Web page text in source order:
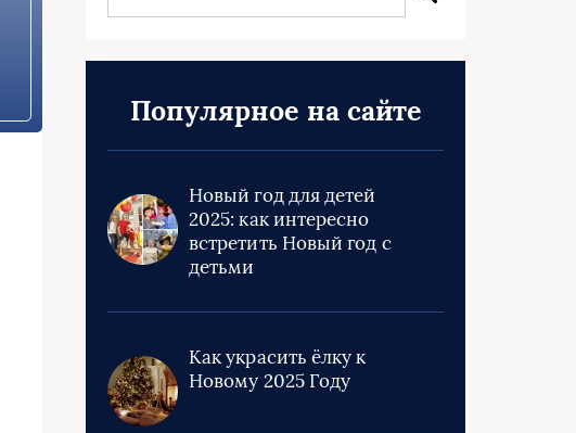
Популярное на сайте
Новый год для детей
2025: как интересно
встретить Новый год с
детьми
Как украсить ёлку к
Новому 2025 Году